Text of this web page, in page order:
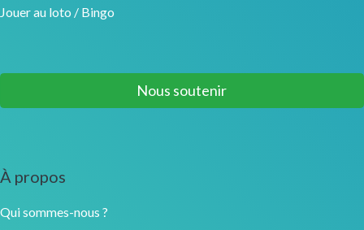
Jouer au loto / Bingo
Nous soutenir
À propos
Qui sommes-nous ?